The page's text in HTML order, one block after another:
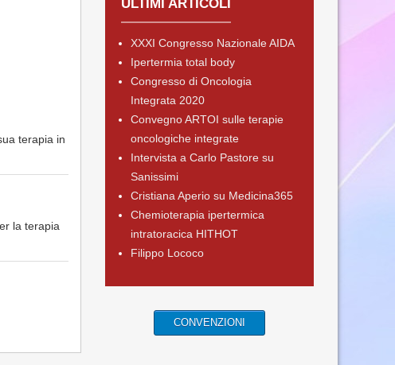
terapia in
la terapia
ULTIMI ARTICOLI
XXXI Congresso Nazionale AIDA
Ipertermia total body
Congresso di Oncologia
Integrata 2020
Convegno ARTOI sulle terapie
oncologiche integrate
Intervista a Carlo Pastore su
Sanissimi
Cristiana Aperio su Medicina365
Chemioterapia ipertermica
intratoracica HITHOT
Filippo Lococo
CONVENZIONI